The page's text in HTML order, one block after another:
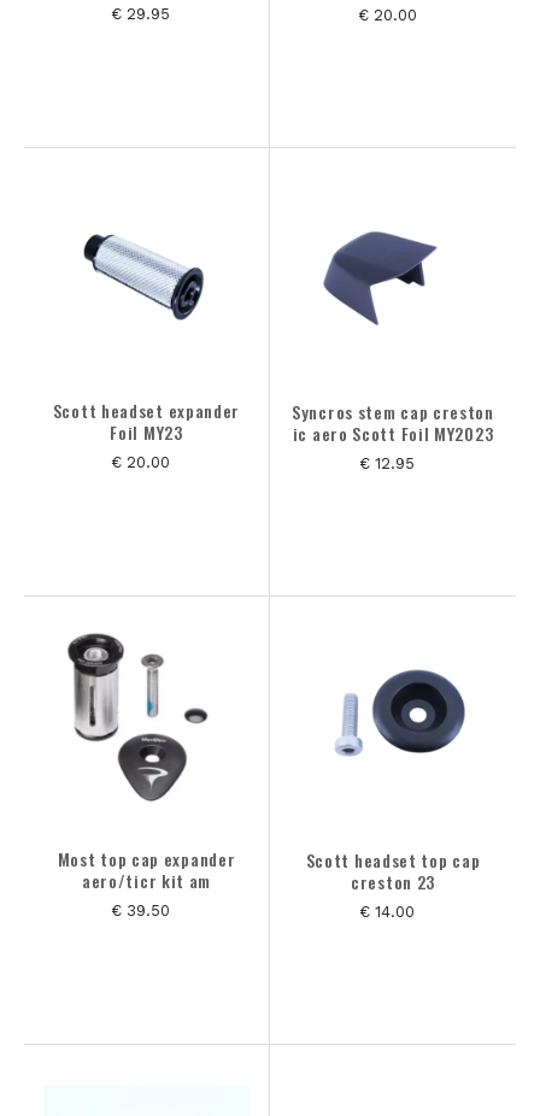
€ 29.95 € 20.00
Scott headset expander
Foil MY23
€ 20.00
Syncros stem cap creston
ic aero Scott Foil MY2023
€ 12.95
Most top cap expander
aero/ticr kit am
€ 39.50
Scott headset top cap
creston 23
€ 14.00